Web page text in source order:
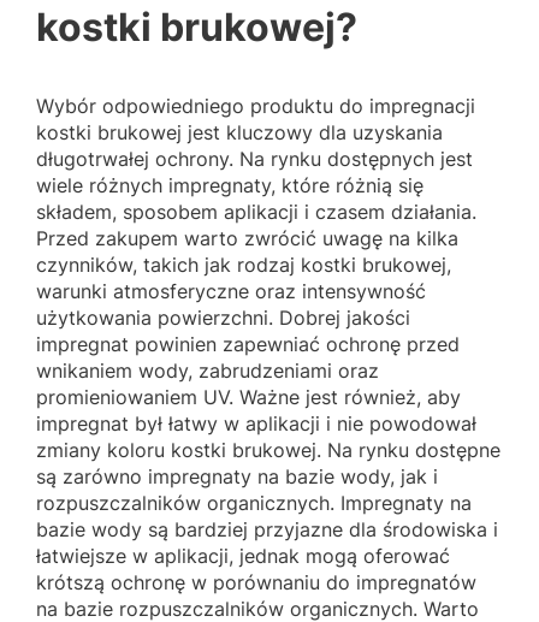
kostki brukowej?
Wybór odpowiedniego produktu do impregnacji
kostki brukowej jest kluczowy dla uzyskania
długotrwałej ochrony. Na rynku dostępnych jest
wiele różnych impregnaty, które różnią się
składem, sposobem aplikacji i czasem działania.
Przed zakupem warto zwrócić uwagę na kilka
czynników, takich jak rodzaj kostki brukowej,
warunki atmosferyczne oraz intensywność
użytkowania powierzchni. Dobrej jakości
impregnat powinien zapewniać ochronę przed
wnikaniem wody, zabrudzeniami oraz
promieniowaniem UV. Ważne jest również, aby
impregnat był łatwy w aplikacji i nie powodował
zmiany koloru kostki brukowej. Na rynku dostępne
są zarówno impregnaty na bazie wody, jak i
rozpuszczalników organicznych. Impregnaty na
bazie wody są bardziej przyjazne dla środowiska i
łatwiejsze w aplikacji, jednak mogą oferować
krótszą ochronę w porównaniu do impregnatów
na bazie rozpuszczalników organicznych. Warto